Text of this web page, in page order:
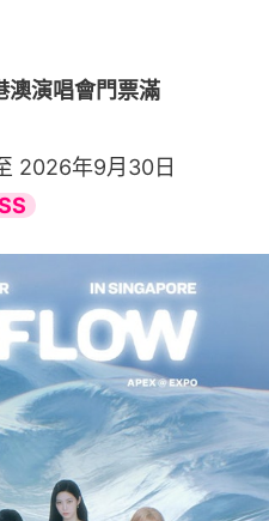
澳演唱會門票滿
2026年9月30日